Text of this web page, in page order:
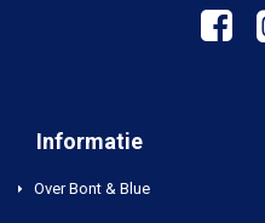
Informatie
Over Bont & Blue